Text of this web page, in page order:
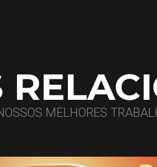
MELHORES